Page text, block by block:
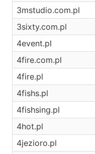
3mstudio.com.pl
3sixty.com.pl
4event.pl
4fire.com.pl
4fire.pl
4fishs.pl
4fishsing.pl
4hot.pl
4jezioro.pl